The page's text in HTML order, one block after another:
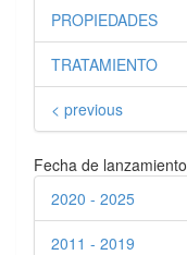
PROPIEDADES
TRATAMIENTO
< previous
Fecha de lanzamiento
2020 - 2025
2011 - 2019